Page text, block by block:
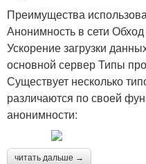
Преимущества
Анонимность в сети
Ускорение загрузки
основной сервер Типы
Существует несколько
различаются по своей
анонимности:
читать дальше →